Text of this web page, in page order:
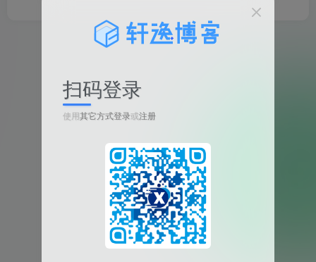
扫码登录
使用其它方式登录或注册